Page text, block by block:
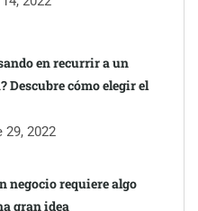
en recurrir a un
Descubre cómo elegir el
29, 2022
negocio requiere algo
gran idea